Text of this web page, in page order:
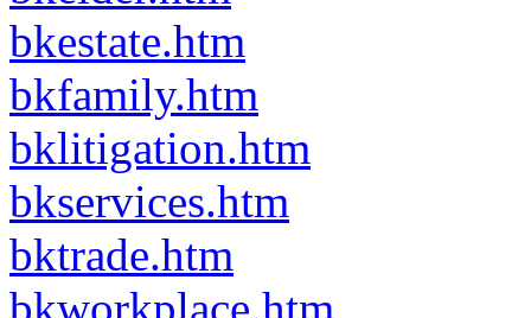
bkestate.htm
bkfamily.htm
bklitigation.htm
bkservices.htm
bktrade.htm
bkworkplace.htm